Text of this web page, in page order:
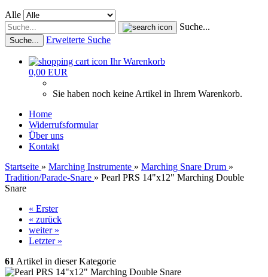
Alle
Suche...
Suche... Erweiterte Suche
Ihr Warenkorb
0,00 EUR
Sie haben noch keine Artikel in Ihrem Warenkorb.
Home
Widerrufsformular
Über uns
Kontakt
Startseite » Marching Instrumente » Marching Snare Drum »
Tradition/Parade-Snare » Pearl PRS 14"x12" Marching Double
Snare
« Erster
« zurück
weiter »
Letzter »
61 Artikel in dieser Kategorie